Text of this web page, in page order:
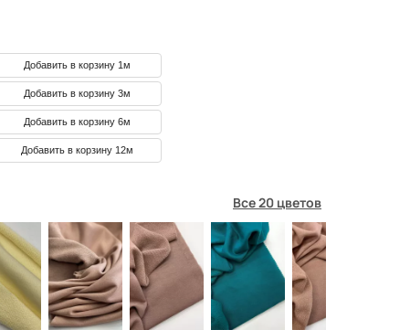
Добавить в корзину 1м
Добавить в корзину 3м
Добавить в корзину 6м
Добавить в корзину 12м
Все 20 цветов